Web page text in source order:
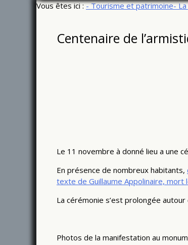
Vous êtes ici :- Tourisme et patrimoine-
Centenaire de
Le 11 novembre à donné lieu a une
En présence de nombreux habitants,
texte de Guillaume Appolinaire, mort
La cérémonie s’est prolongée
Photos de la manifestation au